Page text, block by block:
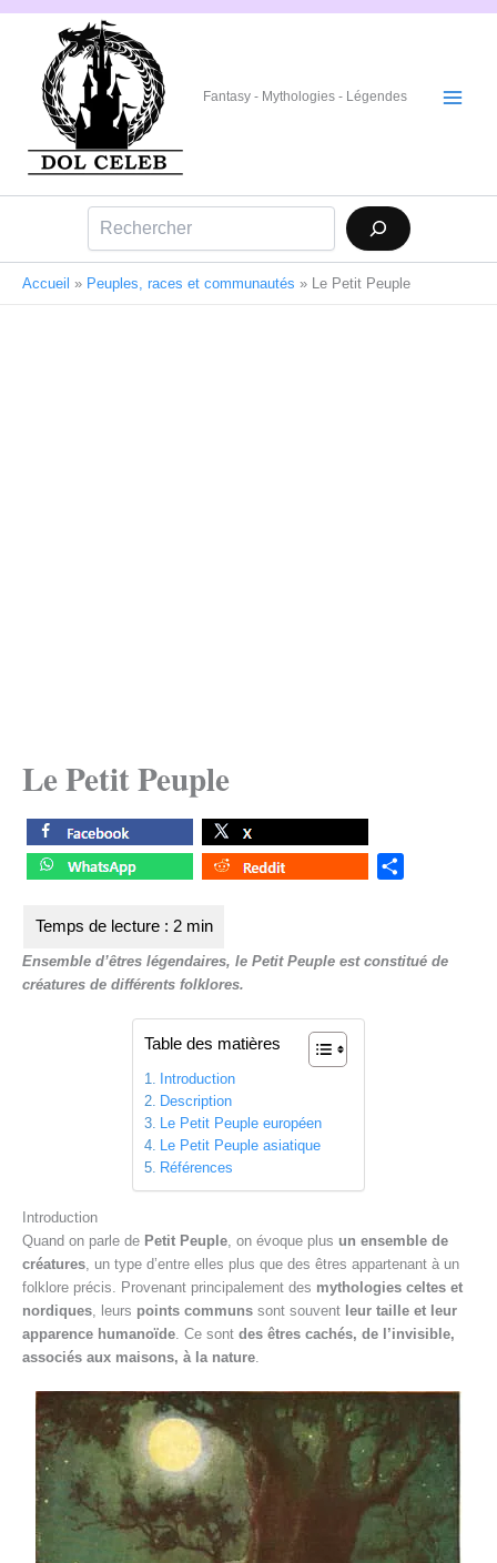
Aller
Fantasy - Mythologies - Légendes
Accueil » Peuples, races et communautés » Le Petit Peuple
Le Petit Peuple
e
Ensemble d’êtres légendaires, le Petit Peuple est constitué de
créatures de différents folklores.
Table des matières
Introduction
Description
Le Petit Peuple européen
Le Petit Peuple asiatique
Références
Introduction
Quand on parle de Petit Peuple , on évoque plus un ensemble de
créatures , un type d’entre elles plus que des êtres appartenant à un
folklore précis. Provenant principalement des mythologies celtes et
nordiques , leurs points communs sont souvent leur taille et leur
apparence humanoïde . Ce sont des êtres cachés, de l’invisible,
associés aux maisons, à la nature